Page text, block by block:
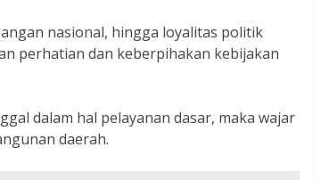
nasional, hingga loyalitas politik
perhatian dan keberpihakan kebijakan
dalam hal pelayanan dasar, maka wajar
daerah.